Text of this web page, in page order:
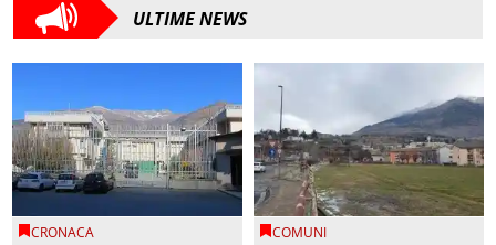
ULTIME NEWS
CRONACA COMUNI